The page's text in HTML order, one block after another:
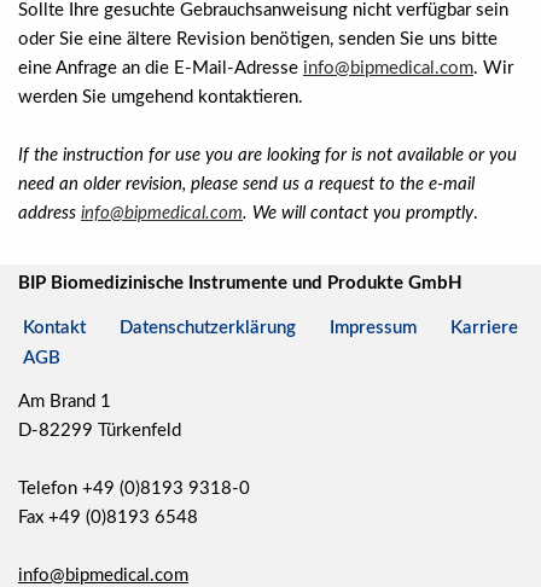
Sollte Ihre gesuchte Gebrauchsanweisung nicht verfügbar sein
oder Sie eine ältere Revision benötigen, senden Sie uns bitte
eine Anfrage an die E-Mail-Adresse info@bipmedical.com. Wir
werden Sie umgehend kontaktieren.
If the instruction for use you are looking for is not available or you
need an older revision, please send us a request to the e-mail
address info@bipmedical.com. We will contact you promptly.
BIP Biomedizinische Instrumente und Produkte GmbH
Kontakt Datenschutzerklärung Impressum
Karriere
AGB
Am Brand 1
D-82299 Türkenfeld
Telefon +49 (0)8193 9318-0
Fax +49 (0)8193 6548
info@bipmedical.com